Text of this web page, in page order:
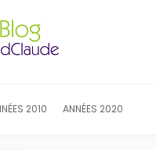
2010 ANNÉES 2020